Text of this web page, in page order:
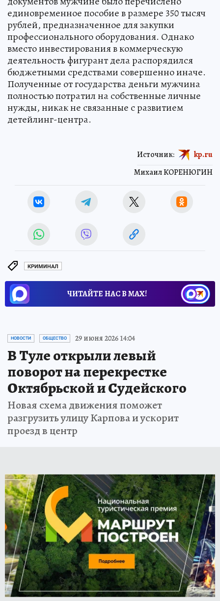
единовременное пособие в размере 350 тысяч
рублей, предназначенное для закупки
профессионального оборудования. Однако
вместо инвестирования в коммерческую
деятельность фигурант дела распорядился
бюджетными средствами совершенно иначе.
Полученные от государства деньги мужчина
полностью потратил на собственные личные
нужды, никак не связанные с развитием
детейлинг-центра.
Михаил КОРЕНЮГИН
Источник: kp.ru
КРИМИНАЛ
ЧИТАЙТЕ НАС В МАХ!
НОВОСТИ ОБЩЕСТВО 29 июня 2026 14:04
В Туле открыли левый
поворот на перекрестке
Октябрьской и Судейского
Новая схема движения поможет
разгрузить улицу Карпова и ускорит
проезд в центр